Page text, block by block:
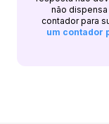
não
contador para
um contador